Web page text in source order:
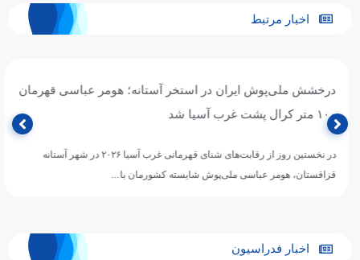
اخبار مرتبط
درخشش ملی‌پوش ایران در استخر آستانه؛ هومر عباسی قهرمان
۱۰۰ متر کرال پشت غرب آسیا شد
در نخستین روز از رقابت‌های شنای قهرمانی غرب آسیا ۲۰۲۶ در شهر آستانه
قزاقستان، هومر عباسی ملی‌پوش شایسته کشورمان با…
اخبار فدراسیون